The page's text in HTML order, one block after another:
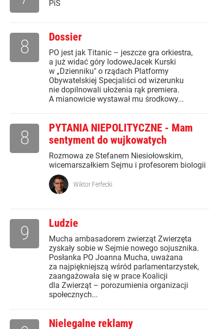
PiS
Dossier
PO jest jak Titanic – jeszcze gra orkiestra,
a już widać góry lodoweJacek Kurski
w „Dzienniku" o rządach Platformy
Obywatelskiej Specjaliści od wizerunku
nie dopilnowali ułożenia rąk premiera.
A mianowicie wystawał mu środkowy...
8
PYTANIA NIEPOLITYCZNE - Mam
sentyment do wujkowatych
Rozmowa ze Stefanem Niesiołowskim,
wicemarszałkiem Sejmu i profesorem biologii
8
Wiktor Ferfecki
Ludzie
Mucha ambasadorem zwierząt Zwierzęta
zyskały sobie w Sejmie nowego sojusznika.
Posłanka PO Joanna Mucha, uważana
za najpiękniejszą wśród parlamentarzystek,
zaangażowała się w prace Koalicji
dla Zwierząt – porozumienia organizacji
społecznych...
9
Nielegalne reklamy